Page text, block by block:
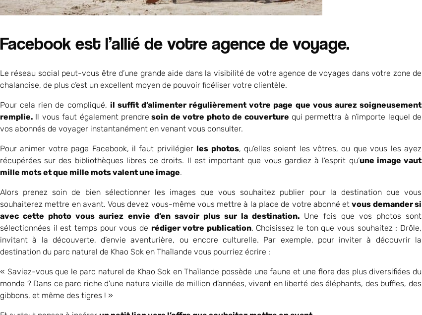
Facebook est l’allié de votre agence de voyage.
Le réseau social peut-vous être d’une grande aide dans la visibilité de votre agence de voyages dans votre zone de
chalandise, de plus c’est un excellent moyen de pouvoir fidéliser votre clientèle.
Pour cela rien de compliqué, il suffit d’alimenter régulièrement votre page que vous aurez soigneusement
remplie. Il vous faut également prendre soin de votre photo de couverture qui permettra à n’importe lequel de
vos abonnés de voyager instantanément en venant vous consulter.
Pour animer votre page Facebook, il faut privilégier les photos, qu’elles soient les vôtres, ou que vous les ayez
récupérées sur des bibliothèques libres de droits. Il est important que vous gardiez à l’esprit qu’une image vaut
mille mots et que mille mots valent une image.
Alors prenez soin de bien sélectionner les images que vous souhaitez publier pour la destination que vous
souhaiterez mettre en avant. Vous devez vous-même vous mettre à la place de votre abonné etvous demander si
avec cette photo vous auriez envie d’en savoir plus sur la destination. Une fois que vos photos sont
sélectionnées il est temps pour vous de rédiger votre publication. Choisissez le ton que vous souhaitez : Drôle,
invitant à la découverte, d’envie aventurière, ou encore culturelle. Par exemple, pour inviter à découvrir la
destination du parc naturel de Khao Sok en Thaïlande vous pourriez écrire :
« Saviez-vous que le parc naturel de Khao Sok en Thaïlande possède une faune et une flore des plus diversifiées du
monde ? Dans ce parc riche d’une nature vieille de million d’années, vivent en liberté des éléphants, des buffles, des
gibbons, et même des tigres ! »